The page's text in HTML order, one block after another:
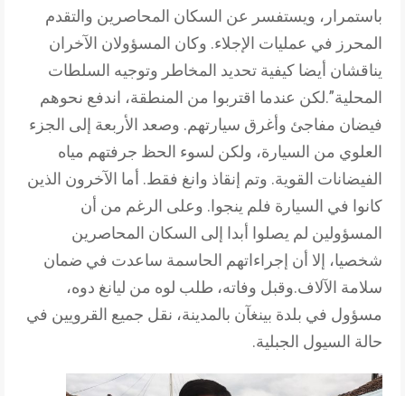
باستمرار، ويستفسر عن السكان المحاصرين والتقدم
المحرز في عمليات الإجلاء. وكان المسؤولان الآخران
يناقشان أيضا كيفية تحديد المخاطر وتوجيه السلطات
المحلية”.لكن عندما اقتربوا من المنطقة، اندفع نحوهم
فيضان مفاجئ وأغرق سيارتهم. وصعد الأربعة إلى الجزء
العلوي من السيارة، ولكن لسوء الحظ جرفتهم مياه
الفيضانات القوية. وتم إنقاذ وانغ فقط. أما الآخرون الذين
كانوا في السيارة فلم ينجوا. وعلى الرغم من أن
المسؤولين لم يصلوا أبدا إلى السكان المحاصرين
شخصيا، إلا أن إجراءاتهم الحاسمة ساعدت في ضمان
سلامة الآلاف.وقبل وفاته، طلب لوه من ليانغ دوه،
مسؤول في بلدة بينغآن بالمدينة، نقل جميع القرويين في
حالة السيول الجبلية.